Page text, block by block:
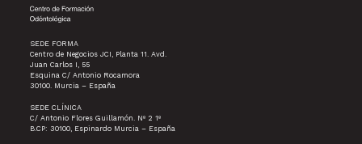
SEDE FORMA
Centro de Negocios JCI, Planta 11. Avd.
Juan Carlos I, 55
Esquina C/ Antonio Rocamora
30100. Murcia – España
SEDE CLÍNICA
C/ Antonio Flores Guillamón. Nº 2 1º
B.CP: 30100, Espinardo Murcia – España